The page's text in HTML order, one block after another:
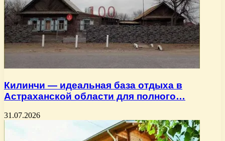
Килинчи — идеальная база отдыха в
Астраханской области для полного…
31.07.2026